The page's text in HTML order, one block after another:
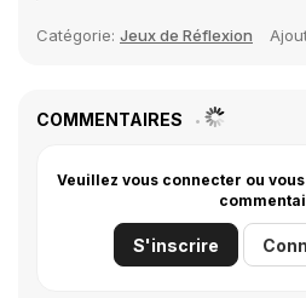
Catégorie: Jeux de Réflexion
COMMENTAIRES
Veuillez vous connecter ou
S'inscrire